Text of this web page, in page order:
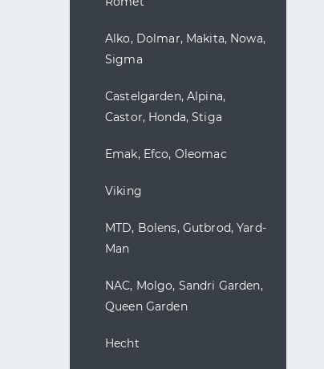
Alko, Dolmar, Makita, Nowa,
Sigma
Castelgarden, Alpina,
Castor, Honda, Stiga
Emak, Efco, Oleomac
Viking
MTD, Bolens, Gutbrod, Yard-
Man
NAC, Molgo, Sandri Garden,
Queen Garden
Hecht